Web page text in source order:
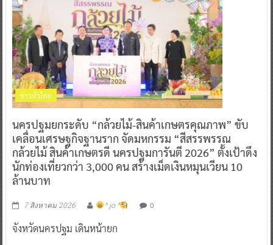
ข่าวทั่วไทย
นครปฐมยกระดับ “กล้วยไม้-สินค้าเกษตรคุณภาพ” ขับ
เคลื่อนเศรษฐกิจฐานราก จัดมหกรรม “สีสรรพรรณ
กล้วยไม้ สินค้าเกษตรดี นครปฐมการันตี 2026” ตั้งเป้าดึง
นักท่องเที่ยวกว่า 3,000 คน สร้างเม็ดเงินหมุนเวียน 10
ล้านบาท
7 สิงหาคม 2026 ^ jo ^ 0
จังหวัดนครปฐม เดินหน้ายก